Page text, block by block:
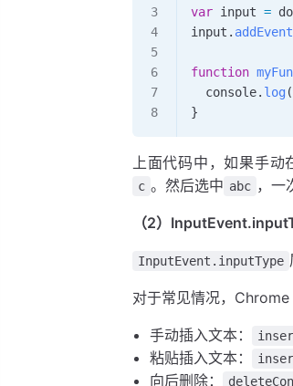
var input =
input .
function
  console
. log (
}
上面代码中，如果手动
c 。然后选中 abc ，一
（2）
InputEvent.inputType
对于常见情况，
手动插入文本：
粘贴插入文本：
向后删除：